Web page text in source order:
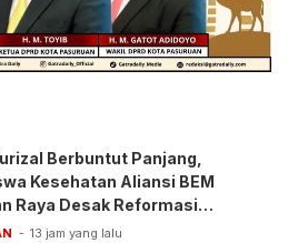
Berbuntut Panjang,
Kesehatan Aliansi BEM
Raya Desak Reformasi
BPJS
13 jam yang lalu